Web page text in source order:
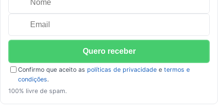
Confirmo que aceito as políticas de privacidade e termos e
condições.
100% livre de spam.